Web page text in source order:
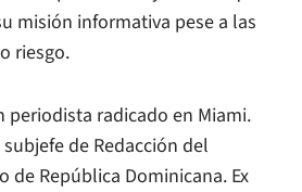
misión informativa pese a las
riesgo.
periodista radicado en Miami.
de Redacción del
de República Dominicana. Ex